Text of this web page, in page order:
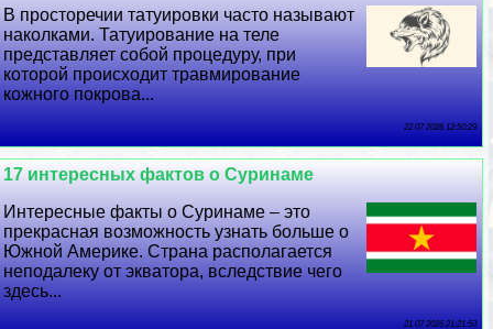
В просторечии татуировки часто называют
наколками. Татуирование на теле
представляет собой процедуру, при
которой происходит травмирование
кожного покрова...
22 07 2026 12:50:29
17 интересных фактов о Суринаме
Интересные факты о Суринаме – это
прекрасная возможность узнать больше о
Южной Америке. Страна располагается
неподалеку от экватора, вследствие чего
здесь...
21 07 2026 21:21:53